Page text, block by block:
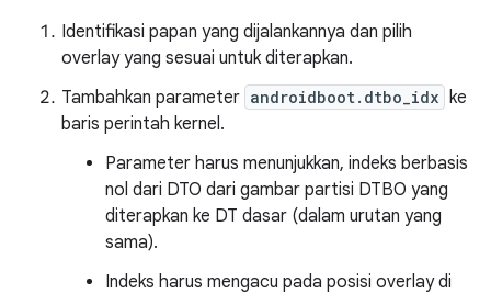
Identifikasi papan yang dijalankannya dan pilih
overlay yang sesuai untuk diterapkan.
Tambahkan parameter androidboot.dtbo_idx ke
baris perintah kernel.
Parameter harus menunjukkan, indeks berbasis
nol dari DTO dari gambar partisi DTBO yang
diterapkan ke DT dasar (dalam urutan yang
sama).
Indeks harus mengacu pada posisi overlay di